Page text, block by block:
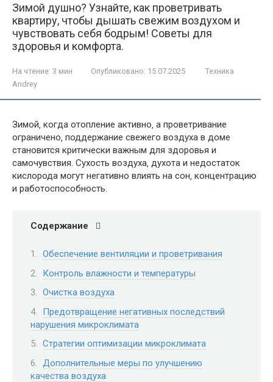
Зимой душно? Узнайте, как проветривать
квартиру, чтобы дышать свежим воздухом и
чувствовать себя бодрым! Советы для
здоровья и комфорта.
На чтение: 3 мин Опубликовано: 15.07.2025
Техника
Andrey
Зимой‚ когда отопление активно‚ а проветривание
ограничено‚ поддержание свежего воздуха в доме
становится критически важным для здоровья и
самочувствия. Сухость воздуха‚ духота и недостаток
кислорода могут негативно влиять на сон‚ концентрацию
и работоспособность.
Содержание
Обеспечение вентиляции и проветривания
Контроль влажности и температуры
Очистка воздуха
Предотвращение негативных последствий
нарушения микроклимата
Стратегии оптимизации микроклимата
Дополнительные меры по улучшению
качества воздуха